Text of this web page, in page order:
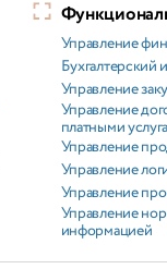
Управление
Бухгалтерский
Управление
Управление
платными
Управление
Управление
Управление
Управление
информацией